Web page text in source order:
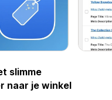
slimme
naar je winkel